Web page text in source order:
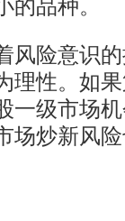
品种。
意识的
理性。如
一级市场
场炒新风